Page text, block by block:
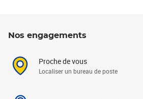
Nos engagements
Proche de vous
Localiser un bureau de poste